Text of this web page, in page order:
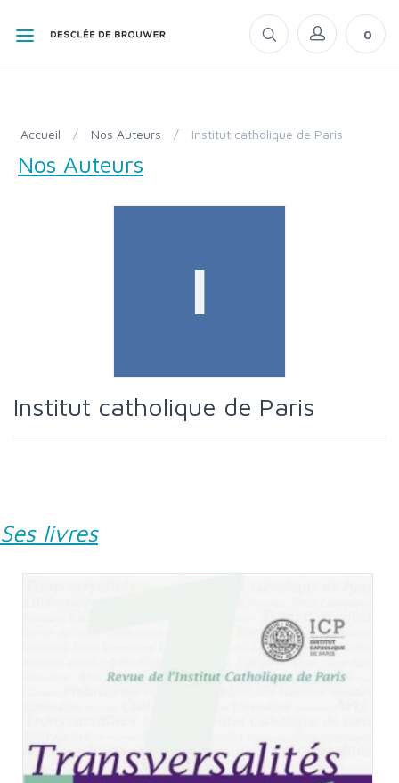
0
Accueil / Nos Auteurs / Institut catholique de Paris
Nos Auteurs
Institut catholique de Paris
Ses livres